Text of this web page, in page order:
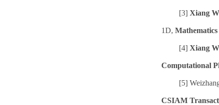
[3] Xiang
1D,
[4] Xiang
Computational
[5]
CSIAM